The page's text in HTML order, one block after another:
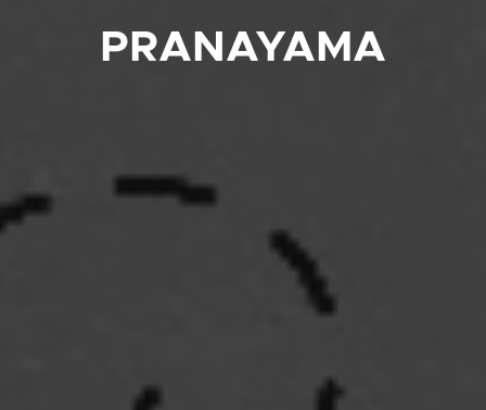
PRANAYAMA